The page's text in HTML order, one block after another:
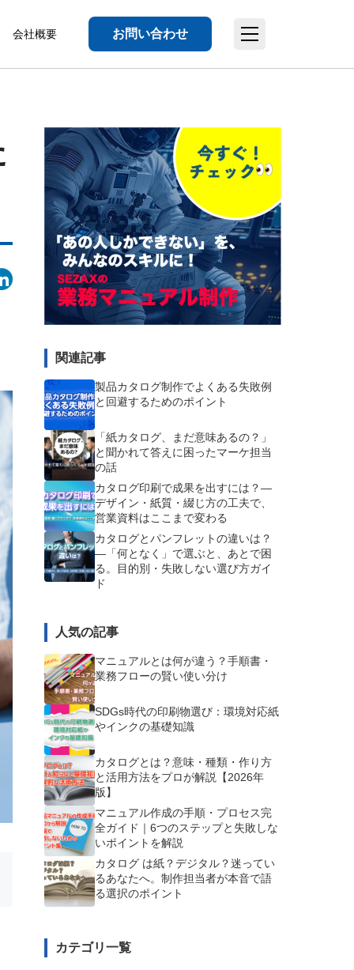
会社概要 お問い合わせ
関連記事
製品カタログ制作でよくある失敗例
と回避するためのポイント
「紙カタログ、まだ意味あるの？」
と聞かれて答えに困ったマーケ担当
の話
カタログ印刷で成果を出すには？―
デザイン・紙質・綴じ方の工夫で、
営業資料はここまで変わる
カタログとパンフレットの違いは？
―「何となく」で選ぶと、あとで困
る。目的別・失敗しない選び方ガイ
ド
人気の記事
マニュアルとは何が違う？手順書・
業務フローの賢い使い分け
SDGs時代の印刷物選び：環境対応紙
やインクの基礎知識
カタログとは？意味・種類・作り方
と活用方法をプロが解説【2026年
版】
マニュアル作成の手順・プロセス完
全ガイド｜6つのステップと失敗しな
いポイントを解説
カタログ は紙？デジタル？迷ってい
るあなたへ。制作担当者が本音で語
る選択のポイント
カテゴリ一覧